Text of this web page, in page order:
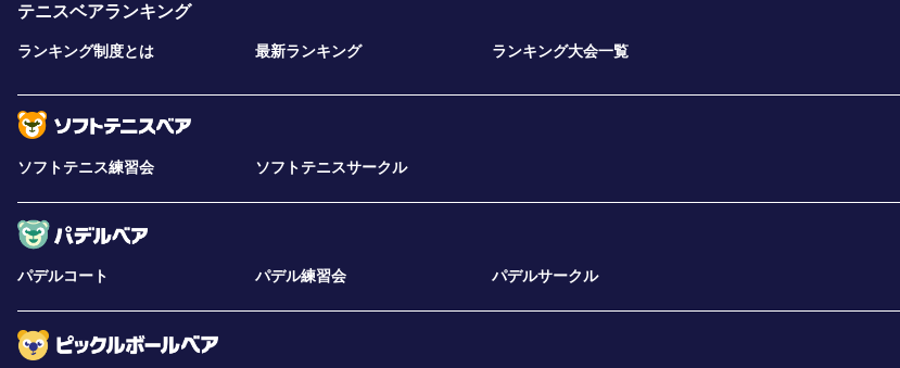
テニスベアランキング
ランキング制度とは 最新ランキング ランキング大会一覧
ソフトテニス練習会 ソフトテニスサークル
パデルコート パデル練習会 パデルサークル